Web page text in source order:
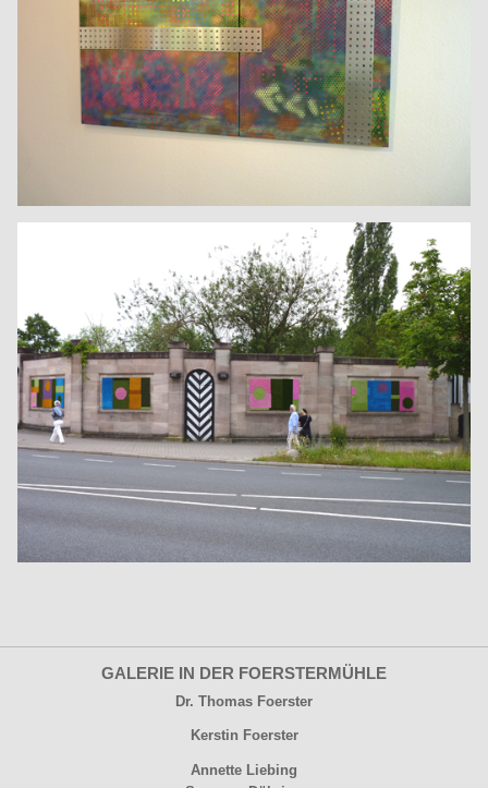
GALERIE IN DER FOERSTERMÜHLE
Dr. Thomas Foerster
Kerstin Foerster
Annette Liebing